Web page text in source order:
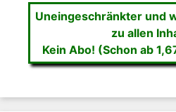
Uneingeschränkter und
zu allen
Kein Abo! (Schon ab